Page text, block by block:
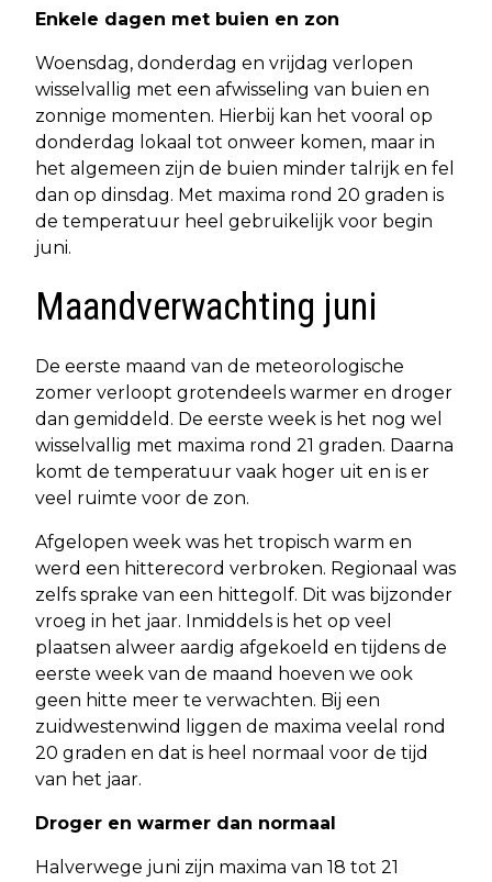
Enkele dagen met buien en zon
Woensdag, donderdag en vrijdag verlopen
wisselvallig met een afwisseling van buien en
zonnige momenten. Hierbij kan het vooral op
donderdag lokaal tot onweer komen, maar in
het algemeen zijn de buien minder talrijk en fel
dan op dinsdag. Met maxima rond 20 graden is
de temperatuur heel gebruikelijk voor begin
juni.
Maandverwachting juni
De eerste maand van de meteorologische
zomer verloopt grotendeels warmer en droger
dan gemiddeld. De eerste week is het nog wel
wisselvallig met maxima rond 21 graden. Daarna
komt de temperatuur vaak hoger uit en is er
veel ruimte voor de zon.
Afgelopen week was het tropisch warm en
werd een hitterecord verbroken. Regionaal was
zelfs sprake van een hittegolf. Dit was bijzonder
vroeg in het jaar. Inmiddels is het op veel
plaatsen alweer aardig afgekoeld en tijdens de
eerste week van de maand hoeven we ook
geen hitte meer te verwachten. Bij een
zuidwestenwind liggen de maxima veelal rond
20 graden en dat is heel normaal voor de tijd
van het jaar.
Droger en warmer dan normaal
Halverwege juni zijn maxima van 18 tot 21